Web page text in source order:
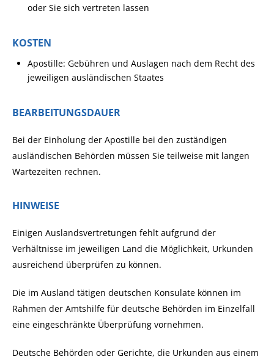
oder Sie sich vertreten lassen
KOSTEN
Apostille: Gebühren und Auslagen nach dem Recht des
jeweiligen ausländischen Staates
BEARBEITUNGSDAUER
Bei der Einholung der Apostille bei den zuständigen
ausländischen Behörden müssen Sie teilweise mit langen
Wartezeiten rechnen.
HINWEISE
Einigen Auslandsvertretungen fehlt aufgrund der
Verhältnisse im jeweiligen Land die Möglichkeit, Urkunden
ausreichend überprüfen zu können.
Die im Ausland tätigen deutschen Konsulate können im
Rahmen der Amtshilfe für deutsche Behörden im Einzelfall
eine eingeschränkte Überprüfung vornehmen.
Deutsche Behörden oder Gerichte, die Urkunden aus einem